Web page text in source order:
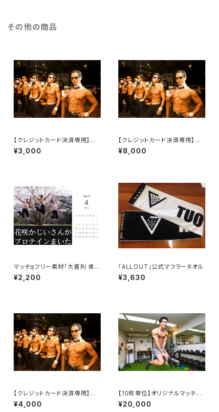
その他の商品
【クレジットカード決済専用】★
団体割 通常プラン★マッスルカ
フェ前売りチケット
¥3,000
【クレジットカード決済専用】マッ
スルカフェ前売りチケット・VIP
（達人）
¥8,000
マッチョフリー素材「大喜利 卓上
カレンダー」 2022年4月〜20
23年3月
¥2,200
「ALLOUT」公式マフラータオル
¥3,630
【クレジットカード決済専用】マッ
スルカフェ前売りチケット・通常
プラン
¥4,000
【10枚単位】オリジナルマッチョ
フリー素材をリクエストする ※
数量限定
¥20,000